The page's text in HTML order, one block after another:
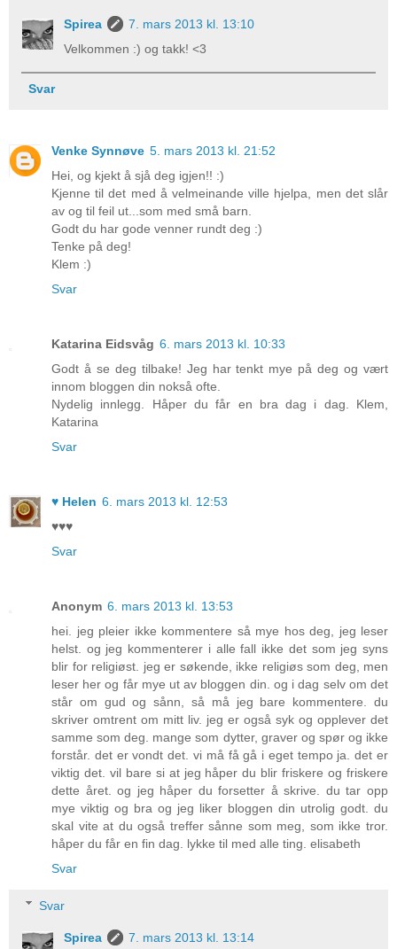
Spirea
7. mars 2013 kl. 13:10
Velkommen :) og takk! <3
Svar
Venke Synnøve 5. mars 2013 kl. 21:52
Hei, og kjekt å sjå deg igjen!! :)
Kjenne til det med å velmeinande ville hjelpa, men det slår
av og til feil ut...som med små barn.
Godt du har gode venner rundt deg :)
Tenke på deg!
Klem :)
Svar
Katarina Eidsvåg 6. mars 2013 kl. 10:33
Godt å se deg tilbake! Jeg har tenkt mye på deg og vært
innom bloggen din nokså ofte.
Nydelig innlegg. Håper du får en bra dag i dag. Klem,
Katarina
Svar
♥ Helen 6. mars 2013 kl. 12:53
♥♥♥
Svar
Anonym 6. mars 2013 kl. 13:53
hei. jeg pleier ikke kommentere så mye hos deg, jeg leser
helst. og jeg kommenterer i alle fall ikke det som jeg syns
blir for religiøst. jeg er søkende, ikke religiøs som deg, men
leser her og får mye ut av bloggen din. og i dag selv om det
står om gud og sånn, så må jeg bare kommentere. du
skriver omtrent om mitt liv. jeg er også syk og opplever det
samme som deg. mange som dytter, graver og spør og ikke
forstår. det er vondt det. vi må få gå i eget tempo ja. det er
viktig det. vil bare si at jeg håper du blir friskere og friskere
dette året. og jeg håper du forsetter å skrive. du tar opp
mye viktig og bra og jeg liker bloggen din utrolig godt. du
skal vite at du også treffer sånne som meg, som ikke tror.
håper du får en fin dag. lykke til med alle ting. elisabeth
Svar
Svar
Spirea
7. mars 2013 kl. 13:14